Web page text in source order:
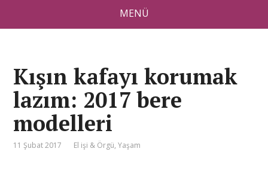
MENÜ
Kışın kafayı korumak
lazım: 2017 bere
modelleri
11 Şubat 2017 El işi & Örgü,Yaşam